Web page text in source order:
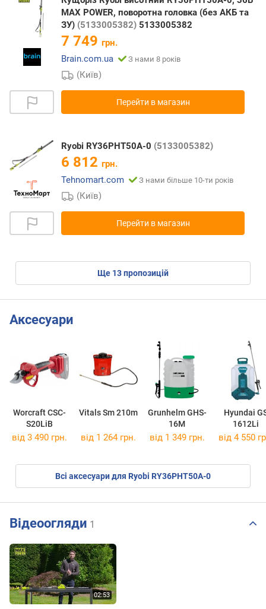
MAX POWER, поворотна головка (без АКБ та
ЗУ) (5133005382) 5133005382
7 749 грн.
Brain.com.ua
З нами 8 років
(Київ)
Перейти в магазин
Ryobi RY36PHT50A-0 (5133005382)
6 812 грн.
Tehnomart.com
З нами більше 10-ти років
(Київ)
Перейти в магазин
ще 13пропозицій
Аксесуари
Worcraft CSC-
S20LiB
Vitals Sm 210m
Grunhelm GHS-
16M
Hyundai
1612Li
від 3 490 грн. від 1 264 грн. від 1 349 грн. від 4 550
Всі аксесуари для Ryobi RY36PHT50A-0
Відеоогляди 1